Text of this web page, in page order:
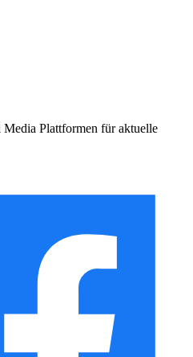
Media Plattformen für aktuelle